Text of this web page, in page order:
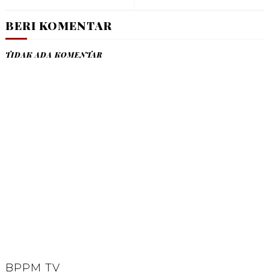
BERI KOMENTAR
TIDAK ADA KOMENTAR
BPPM TV